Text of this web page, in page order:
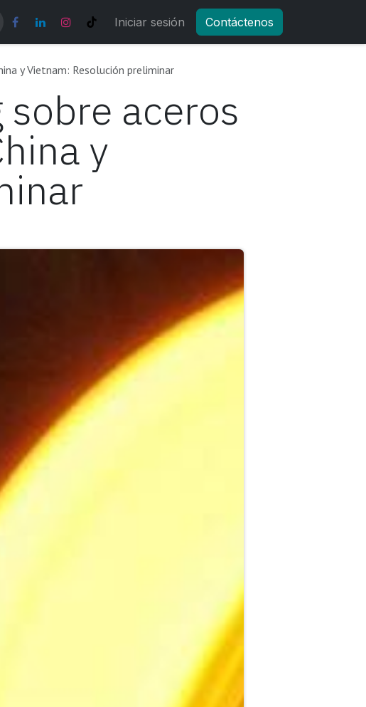
Noticias y actualizaciones Tienda
Iniciar sesión Contáctenos
y Vietnam: Resolución preliminar
aceros
y